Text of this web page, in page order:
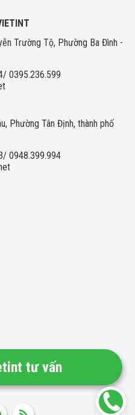
Trường Tộ, Phường Ba Đình -
0395.236.599
Phường Tân Định, thành phố
0948.399.994
tư vấn